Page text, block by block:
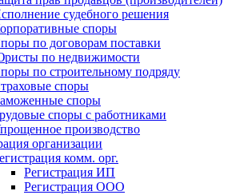
судебного решения
споры
по договорам поставки
по недвижимости
по строительному подряду
споры
споры
споры с работниками
производство
организации
комм. орг.
Регистрация ИП
Регистрация ООО